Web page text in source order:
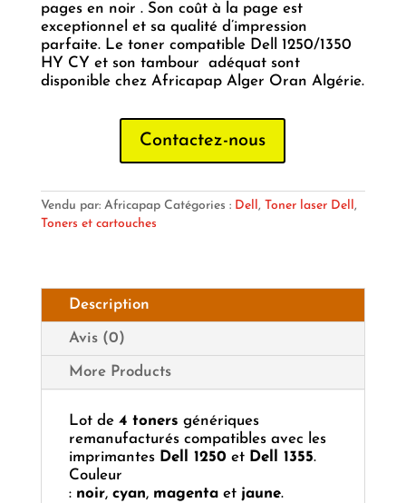
pages en noir . Son coût à la page est
exceptionnel et sa qualité d’impression
parfaite. Le toner compatible Dell 1250/1350
HY CY et son tambour adéquat sont
disponible chez Africapap Alger Oran Algérie.
Contactez-nous
Vendu par: Africapap Catégories : Dell, Toner laser Dell,
Toners et cartouches
Description
Avis (0)
More Products
Lot de 4 toners génériques
remanufacturés compatibles avec les
imprimantes Dell 1250 et Dell 1355.
Couleur
: noir, cyan, magentaet jaune.